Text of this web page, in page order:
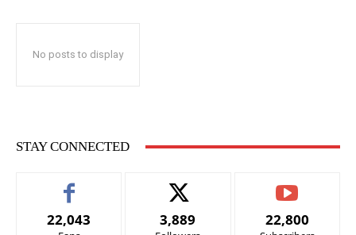
No posts to display
STAY CONNECTED
22,043 3,889 22,800